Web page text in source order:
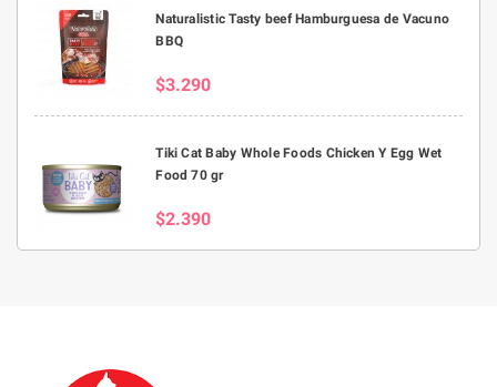
Naturalistic Tasty beef Hamburguesa de Vacuno
BBQ
$3.290
Tiki Cat Baby Whole Foods Chicken Y Egg Wet
Food 70 gr
$2.390